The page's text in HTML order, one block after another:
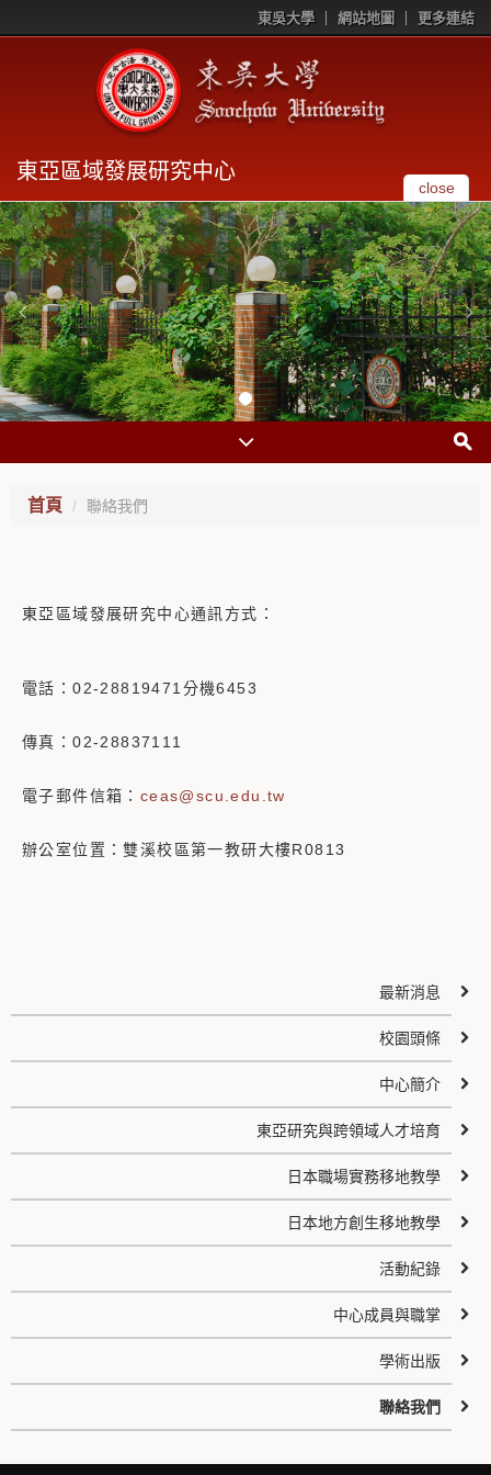
東吳大學 網站地圖 更多連結
東亞區域發展研究中心
close
首頁 聯絡我們
東亞區域發展研究中心通訊方式：
電話：02-28819471分機6453
傳真：02-28837111
電子郵件信箱： ceas@scu.edu.tw
辦公室位置：雙溪校區第一教研大樓R0813
最新消息
校園頭條
中心簡介
東亞研究與跨領域人才培育
日本職場實務移地教學
日本地方創生移地教學
活動紀錄
中心成員與職掌
學術出版
聯絡我們